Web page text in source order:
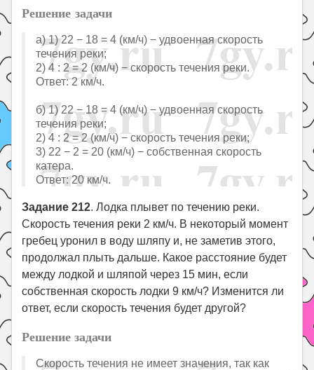
Решение задачи
а) 1) 22 − 18 = 4 (км/ч) − удвоенная скорость
течения реки;
2) 4 : 2 = 2 (км/ч) − скорость течения реки.
Ответ: 2 км/ч.
б) 1) 22 − 18 = 4 (км/ч) − удвоенная скорость
течения реки;
2) 4 : 2 = 2 (км/ч) − скорость течения реки;
3) 22 − 2 = 20 (км/ч) − собственная скорость
катера.
Ответ: 20 км/ч.
Задание 212. Лодка плывет по течению реки.
Скорость течения реки 2 км/ч. В некоторый момент
гребец уронил в воду шляпу и, не заметив этого,
продолжал плыть дальше. Какое расстояние будет
между лодкой и шляпой через 15 мин, если
собственная скорость лодки 9 км/ч? Изменится ли
ответ, если скорость течения будет другой?
Решение задачи
Скорость течения не имеет значения, так как